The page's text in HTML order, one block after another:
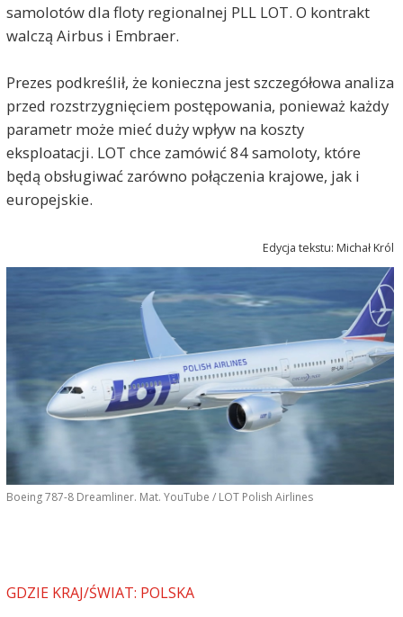
samolotów dla floty regionalnej PLL LOT. O kontrakt
walczą Airbus i Embraer.
Prezes podkreślił, że konieczna jest szczegółowa analiza
przed rozstrzygnięciem postępowania, ponieważ każdy
parametr może mieć duży wpływ na koszty
eksploatacji. LOT chce zamówić 84 samoloty, które
będą obsługiwać zarówno połączenia krajowe, jak i
europejskie.
Edycja tekstu: Michał Król
Boeing 787-8 Dreamliner. Mat. YouTube / LOT Polish Airlines
GDZIE KRAJ/ŚWIAT: POLSKA